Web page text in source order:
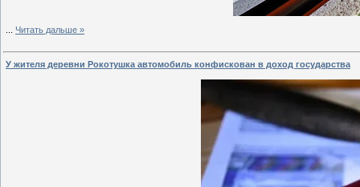
Читать дальше »
У жителя деревни Рокотушка автомобиль конфискован в доход государства